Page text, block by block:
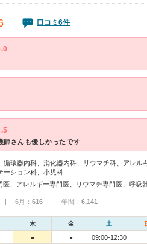
口コミ6件
師さんも優しかったです
循環器内科、消化器内科、リウマチ科、アレル
ーション科、小児科
| 6月： 616 | 年間： 6,141
木 金 土
● ●
09:00-12:30